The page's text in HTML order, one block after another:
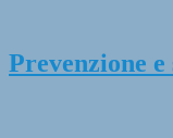
Prevenzione e